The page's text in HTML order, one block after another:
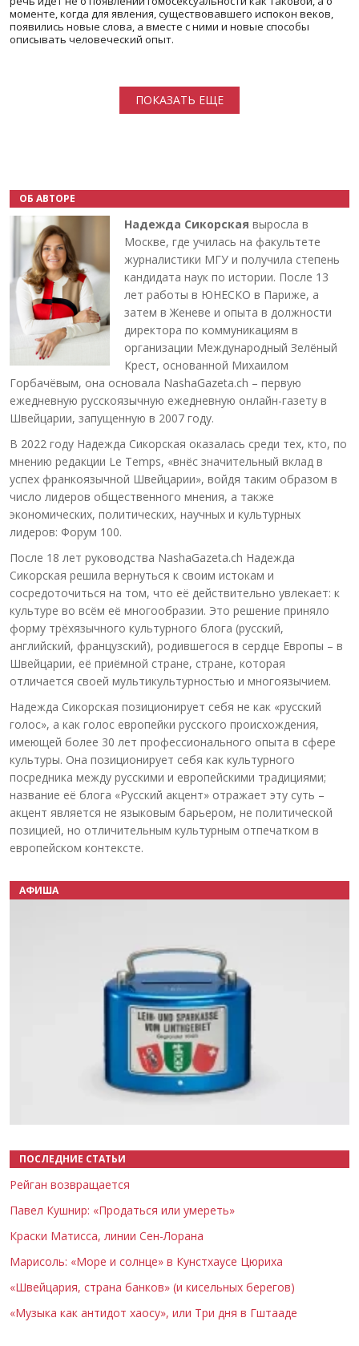
моменте, когда для явления, существовавшего испокон веков,
появились новые слова, а вместе с ними и новые способы
описывать человеческий опыт.
ПОКАЗАТЬ ЕЩЕ
ОБ АВТОРЕ
Надежда Сикорская выросла в
Москве, где училась на факультете
журналистики МГУ и получила степень
кандидата наук по истории. После 13
лет работы в ЮНЕСКО в Париже, а
затем в Женеве и опыта в должности
директора по коммуникациям в
организации Международный Зелёный
Крест, основанной Михаилом
Горбачёвым, она основала NashaGazeta.ch – первую
ежедневную русскоязычную ежедневную онлайн-газету в
Швейцарии, запущенную в 2007 году.
В 2022 году Надежда Сикорская оказалась среди тех, кто, по
мнению редакции Le Temps, «внёс значительный вклад в
успех франкоязычной Швейцарии», войдя таким образом в
число лидеров общественного мнения, а также
экономических, политических, научных и культурных
лидеров: Форум 100.
После 18 лет руководства NashaGazeta.ch Надежда
Сикорская решила вернуться к своим истокам и
сосредоточиться на том, что её действительно увлекает: к
культуре во всём её многообразии. Это решение приняло
форму трёхязычного культурного блога (русский,
английский, французский), родившегося в сердце Европы – в
Швейцарии, её приёмной стране, стране, которая
отличается своей мультикультурностью и многоязычием.
Надежда Сикорская позиционирует себя не как «русский
голос», а как голос европейки русского происхождения,
имеющей более 30 лет профессионального опыта в сфере
культуры. Она позиционирует себя как культурного
посредника между русскими и европейскими традициями;
название её блога «Русский акцент» отражает эту суть –
акцент является не языковым барьером, не политической
позицией, но отличительным культурным отпечатком в
европейском контексте.
АФИША
ПОСЛЕДНИЕ СТАТЬИ
Рейган возвращается
Павел Кушнир: «Продаться или умереть»
Краски Матисса, линии Сен-Лорана
Марисоль: «Море и солнце» в Кунстхаусе Цюриха
«Швейцария, страна банков» (и кисельных берегов)
«Музыка как антидот хаосу», или Три дня в Гштааде